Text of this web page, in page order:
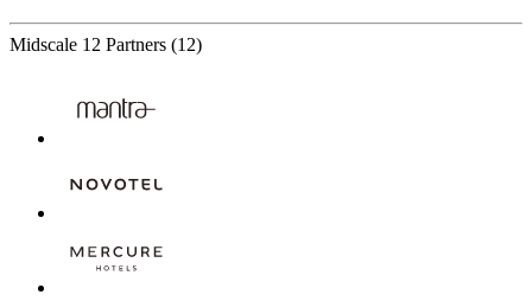
Midscale 12 Partners (12)